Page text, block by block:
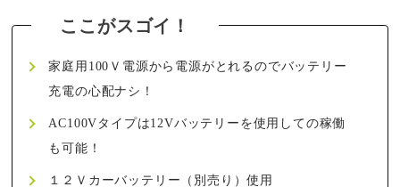
家庭用100Ｖ電源から電源がとれるのでバッテリー
充電の心配ナシ！
AC100Vタイプは12Vバッテリーを使用しての稼働
も可能！
１２Ｖカーバッテリー（別売り）使用